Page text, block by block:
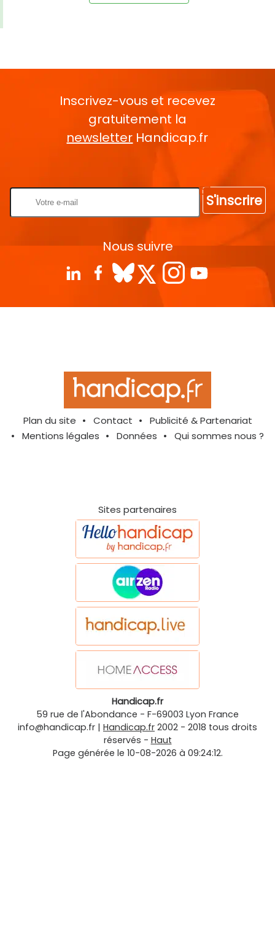
Inscrivez-vous et recevez
gratuitement la
newsletter Handicap.fr
S'inscrire
Nous suivre
Plan du site Contact
Publicité & Partenariat
Mentions légales
Données Qui sommes nous ?
Sites partenaires
Handicap.fr
59 rue de l'Abondance - F-69003 Lyon France
info@handicap.fr | Handicap.fr 2002 - 2018 tous droits
réservés - Haut
Page générée le 10-08-2026 à 09:24:12.